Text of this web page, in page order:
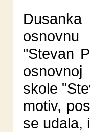
"Stevan
skole
motiv,
se udala,